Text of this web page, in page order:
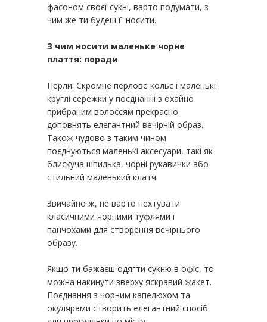
фасоном своєї сукні, варто подумати, з
чим же ти будеш її носити.
З чим носити маленьке чорне
плаття: поради
Перли. Скромне перлове кольє і маленькі
круглі сережки у поєднанні з охайно
прибраним волоссям прекрасно
доповнять елегантний вечірній образ.
Також чудово з таким чином
поєднуються маленькі аксесуари, такі як
блискуча шпилька, чорні рукавички або
стильний маленький клатч.
Звичайно ж, не варто нехтувати
класичними чорними туфлями і
панчохами для створення вечірнього
образу.
Якщо ти бажаєш одягти сукню в офіс, то
можна накинути зверху яскравий жакет.
Поєднання з чорним капелюхом та
окулярами створить елегантний спосіб